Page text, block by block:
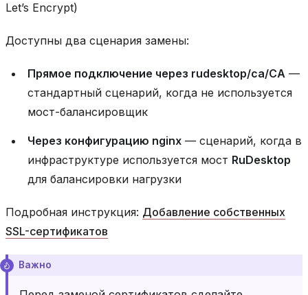
Let’s Encrypt)
Доступны два сценария замены:
Прямое подключение через rudesktop/ca/CA —
стандартный сценарий, когда не используется
мост-балансировщик
Через конфигурацию nginx — сценарий, когда в
инфраструктуре используется мост RuDesktop
для балансировки нагрузки
Подробная инструкция: Добавление собственных
SSL-сертификатов
Важно